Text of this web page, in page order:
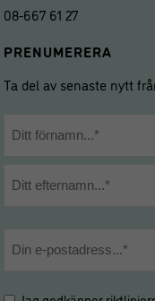
08-667 61 27
PRENUMERERA
Ta del av senaste nytt
Hantering